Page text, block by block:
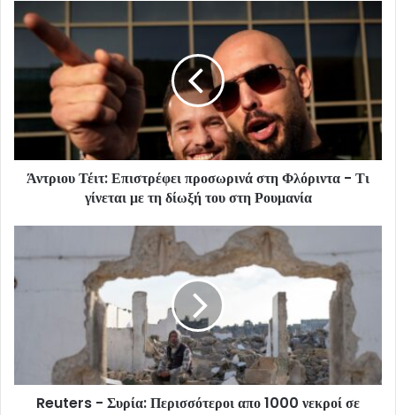
Άντριου Τέιτ: Επιστρέφει προσωρινά στη Φλόριντα - Τι
γίνεται με τη δίωξή του στη Ρουμανία
Reuters - Συρία: Περισσότεροι απο 1000 νεκροί σε